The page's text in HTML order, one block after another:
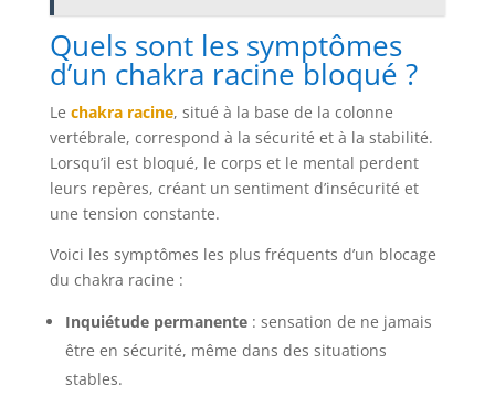
Quels sont les symptômes
d’un chakra racine bloqué ?
Le chakra racine, situé à la base de la colonne
vertébrale, correspond à la sécurité et à la stabilité.
Lorsqu’il est bloqué, le corps et le mental perdent
leurs repères, créant un sentiment d’insécurité et
une tension constante.
Voici les symptômes les plus fréquents d’un blocage
du chakra racine :
Inquiétude permanente: sensation de ne jamais
être en sécurité, même dans des situations
stables.